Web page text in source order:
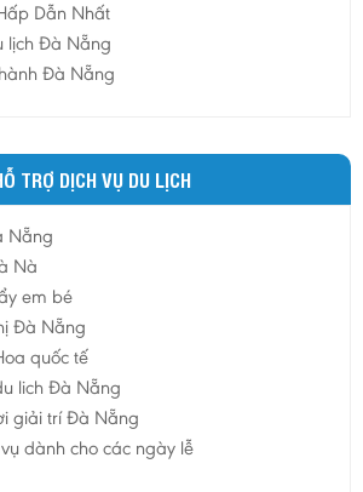
Dẫn Nhất
lịch Đà Nẵng
Đà Nẵng
TRỢ DỊCH VỤ DU LỊCH
Nẵng
Nà
em bé
Đà Nẵng
quốc tế
lich Đà Nẵng
giải trí Đà Nẵng
dành cho các ngày lễ